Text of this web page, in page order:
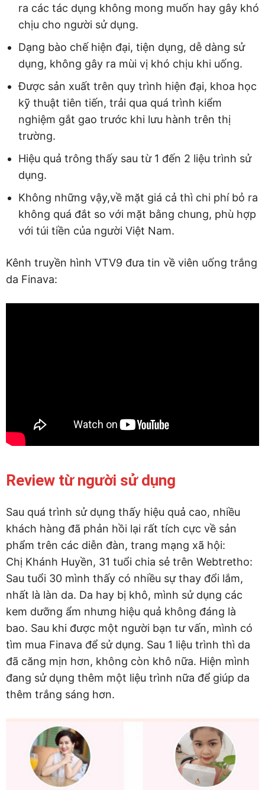
ra các tác dụng không mong muốn hay gây khó
chịu cho người sử dụng.
Dạng bào chế hiện đại, tiện dụng, dễ dàng sử
dụng, không gây ra mùi vị khó chịu khi uống.
Được sản xuất trên quy trình hiện đại, khoa học
kỹ thuật tiên tiến, trải qua quá trình kiểm
nghiệm gắt gao trước khi lưu hành trên thị
trường.
Hiệu quả trông thấy sau từ 1 đến 2 liệu trình sử
dụng.
Không những vậy,về mặt giá cả thì chi phí bỏ ra
không quá đắt so với mặt bằng chung, phù hợp
với túi tiền của người Việt Nam.
Kênh truyền hình VTV9 đưa tin về viên uống trắng
da Finava:
Review từ người sử dụng
Sau quá trình sử dụng thấy hiệu quả cao, nhiều
khách hàng đã phản hồi lại rất tích cực về sản
phẩm trên các diễn đàn, trang mạng xã hội:
Chị Khánh Huyền, 31 tuổi chia sẻ trên Webtretho:
Sau tuổi 30 mình thấy có nhiều sự thay đổi lắm,
nhất là làn da. Da hay bị khô, mình sử dụng các
kem dưỡng ẩm nhưng hiệu quả không đáng là
bao. Sau khi được một người bạn tư vấn, mình có
tìm mua Finava để sử dụng. Sau 1 liệu trình thì da
đã căng mịn hơn, không còn khô nữa. Hiện mình
đang sử dụng thêm một liệu trình nữa để giúp da
thêm trắng sáng hơn.